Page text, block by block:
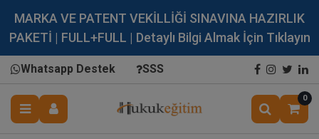
MARKA VE PATENT VEKİLLİĞİ SINAVINA HAZIRLIK
PAKETİ | FULL+FULL | Detaylı Bilgi Almak İçin Tıklayın
Whatsapp Destek SSS
0